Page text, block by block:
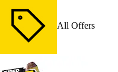
All Offers